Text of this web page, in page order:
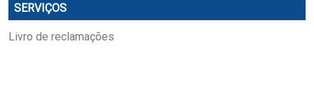
SERVIÇOS
Livro de reclamações